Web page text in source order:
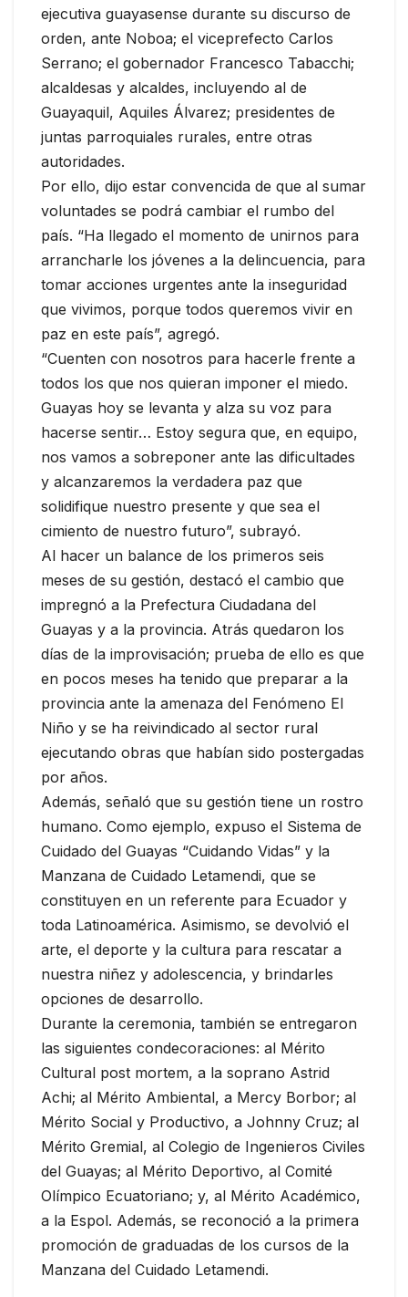
ejecutiva guayasense durante su discurso de
orden, ante Noboa; el viceprefecto Carlos
Serrano; el gobernador Francesco Tabacchi;
alcaldesas y alcaldes, incluyendo al de
Guayaquil, Aquiles Álvarez; presidentes de
juntas parroquiales rurales, entre otras
autoridades.
Por ello, dijo estar convencida de que al sumar
voluntades se podrá cambiar el rumbo del
país. “Ha llegado el momento de unirnos para
arrancharle los jóvenes a la delincuencia, para
tomar acciones urgentes ante la inseguridad
que vivimos, porque todos queremos vivir en
paz en este país”, agregó.
“Cuenten con nosotros para hacerle frente a
todos los que nos quieran imponer el miedo.
Guayas hoy se levanta y alza su voz para
hacerse sentir… Estoy segura que, en equipo,
nos vamos a sobreponer ante las dificultades
y alcanzaremos la verdadera paz que
solidifique nuestro presente y que sea el
cimiento de nuestro futuro”, subrayó.
Al hacer un balance de los primeros seis
meses de su gestión, destacó el cambio que
impregnó a la Prefectura Ciudadana del
Guayas y a la provincia. Atrás quedaron los
días de la improvisación; prueba de ello es que
en pocos meses ha tenido que preparar a la
provincia ante la amenaza del Fenómeno El
Niño y se ha reivindicado al sector rural
ejecutando obras que habían sido postergadas
por años.
Además, señaló que su gestión tiene un rostro
humano. Como ejemplo, expuso el Sistema de
Cuidado del Guayas “Cuidando Vidas” y la
Manzana de Cuidado Letamendi, que se
constituyen en un referente para Ecuador y
toda Latinoamérica. Asimismo, se devolvió el
arte, el deporte y la cultura para rescatar a
nuestra niñez y adolescencia, y brindarles
opciones de desarrollo.
Durante la ceremonia, también se entregaron
las siguientes condecoraciones: al Mérito
Cultural post mortem, a la soprano Astrid
Achi; al Mérito Ambiental, a Mercy Borbor; al
Mérito Social y Productivo, a Johnny Cruz; al
Mérito Gremial, al Colegio de Ingenieros Civiles
del Guayas; al Mérito Deportivo, al Comité
Olímpico Ecuatoriano; y, al Mérito Académico,
a la Espol. Además, se reconoció a la primera
promoción de graduadas de los cursos de la
Manzana del Cuidado Letamendi.